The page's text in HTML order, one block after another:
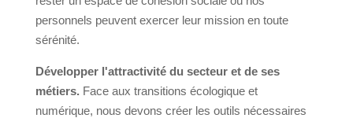
personnels peuvent exercer leur mission en toute
sérénité.
Développer l'attractivité du secteur et de ses
métiers. Face aux transitions écologique et
numérique, nous devons créer les outils nécessaires